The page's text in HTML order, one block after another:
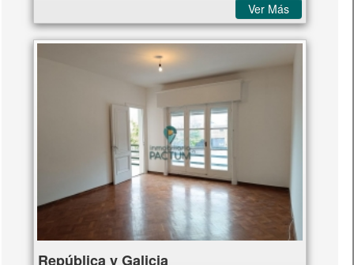
Ver Más
República y Galicia